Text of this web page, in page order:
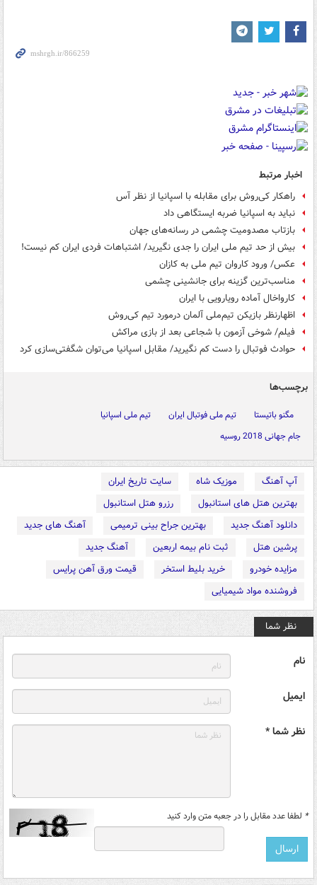
اخبار مرتبط
راهکار کی‌روش برای مقابله با اسپانیا از نظر آس
نباید به اسپانیا ضربه ایستگاهی داد
بازتاب مصدومیت چشمی در رسانه‌های جهان
بیش از حد تیم ملی ایران را جدی نگیرید/ اشتباهات فردی ایران کم نیست!
عکس/ ورود کاروان تیم ملی به کازان
مناسب‌ترین گزینه برای جانشینی چشمی
کارواخال آماده‌ رویارویی با ایران
اظهارنظر بازیکن تیم‌ملی آلمان درمورد تیم کی‌روش
فیلم/ شوخی آزمون با شجاعی بعد از بازی مراکش
حوادث فوتبال را دست‌ کم نگیرید/ مقابل اسپانیا می‌توان شگفتی‌سازی کرد
برچسب‌ها
مگنو باتیستا تیم ملی فوتبال ایران
تیم ملی اسپانیا
جام جهانی 2018 روسیه
آپ آهنگ موزیک شاه
سایت تاریخ ایران
بهترین هتل های استانبول
رزرو هتل استانبول
دانلود آهنگ جدید
بهترین جراح بینی ترمیمی
آهنگ های جدید
پرشین هتل
ثبت نام بیمه اربعین
آهنگ جدید
مزایده خودرو
خرید بلیط استخر
قیمت ورق آهن پرایس
فروشنده مواد شیمیایی
نظر شما
نام
ایمیل
نظر شما *
* لطفا عدد مقابل را در جعبه متن وارد کنید